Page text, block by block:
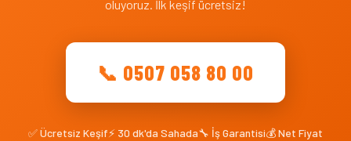
oluyoruz. İlk keşif ücretsiz!
📞 0507 058 80 00
✅ Ücretsiz Keşif⚡ 30 dk'da Sahada🔧 İş Garantisi💰 Net Fiyat